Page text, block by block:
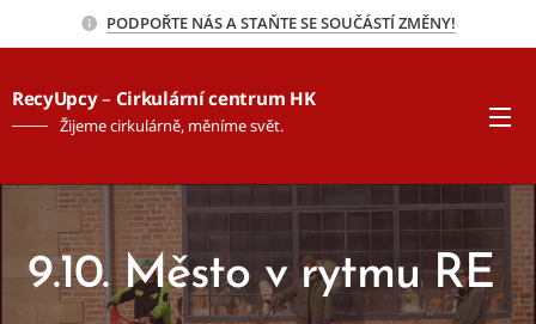
PODPOŘTE NÁS A STAŇTE SE SOUČÁSTÍ ZMĚNY!
RecyUpcy– Cirkulární centrum HK
Žijeme cirkulárně, měníme svět.
9.10. Město v rytmu RE